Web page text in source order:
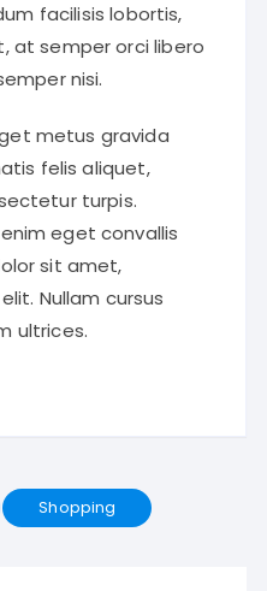
facilisis lobortis,
at semper orci libero
nisi.
metus gravida
felis aliquet,
turpis.
eget convallis
sit amet,
Nullam cursus
ultrices.
Shopping